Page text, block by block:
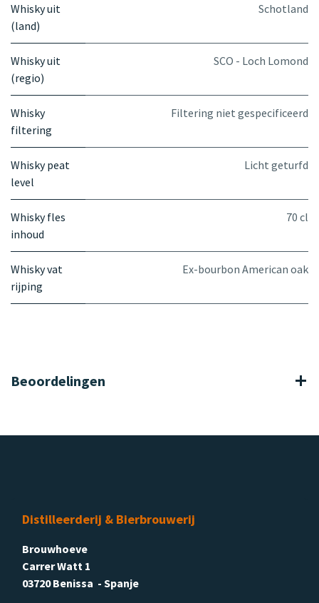
Whisky uit
(land)
Schotland
Whisky uit
(regio)
SCO - Loch Lomond
Whisky
filtering
Filtering niet gespecificeerd
Whisky peat
level
Licht geturfd
Whisky fles
inhoud
70 cl
Whisky vat
rijping
Ex-bourbon American oak
Beoordelingen
Distilleerderij & Bierbrouwerij
Brouwhoeve
Carrer Watt 1
03720 Benissa - Spanje